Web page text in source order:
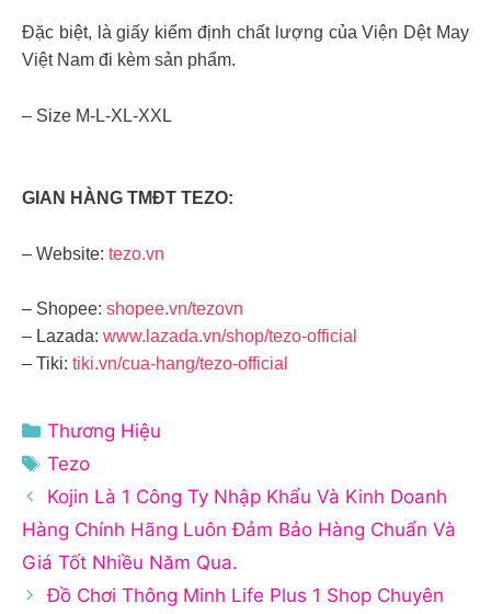
Đặc biệt, là giấy kiểm định chất lượng của Viện Dệt May
Việt Nam đi kèm sản phẩm.
– Size M-L-XL-XXL
GIAN HÀNG TMĐT TEZO:
– Website: tezo.vn
– Shopee: shopee.vn/tezovn
– Lazada: www.lazada.vn/shop/tezo-official
– Tiki: tiki.vn/cua-hang/tezo-official
Danh
mục
Thương Hiệu
Thẻ
Tezo
Kojin Là 1 Công Ty Nhập Khẩu Và Kinh Doanh
Hàng Chính Hãng Luôn Đảm Bảo Hàng Chuẩn Và
Giá Tốt Nhiều Năm Qua.
Đồ Chơi Thông Minh Life Plus 1 Shop Chuyên